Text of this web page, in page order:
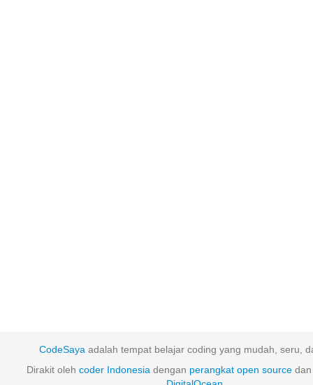
CodeSaya adalah tempat belajar coding yang mudah, seru,
Dirakit oleh coder Indonesia dengan perangkat open source